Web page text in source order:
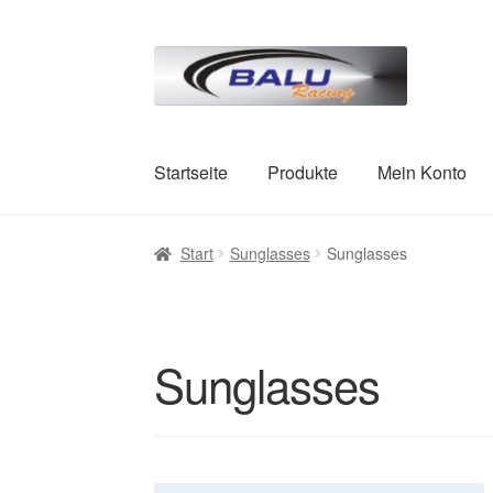
Navigation
springen
Zum
Inhalt
springen
Startseite Produkte Mein Konto
StartAGB DatenschutzImpressum
Start Sunglasses Sunglasses
Sunglasses